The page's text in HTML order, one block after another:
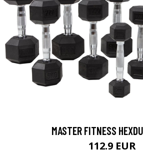
MASTER FITNESS
112.9 EUR